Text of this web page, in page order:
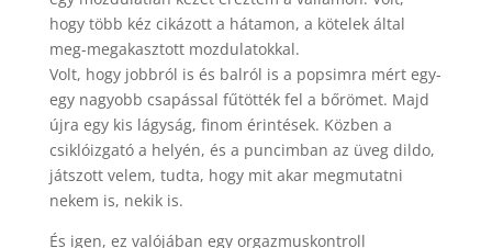
hogy több kéz cikázott a hátamon, a kötelek által
meg-megakasztott mozdulatokkal.
Volt, hogy jobbról is és balról is a popsimra mért egy-
egy nagyobb csapással fűtötték fel a bőrömet. Majd
újra egy kis lágyság, finom érintések. Közben a
csiklóizgató a helyén, és a puncimban az üveg dildo,
játszott velem, tudta, hogy mit akar megmutatni
nekem is, nekik is.
És igen, ez valójában egy orgazmuskontroll